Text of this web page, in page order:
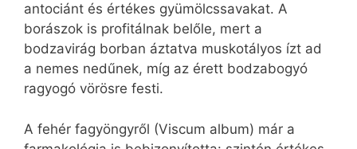
antociánt és értékes gyümölcssavakat. A
borászok is profitálnak belőle, mert a
bodzavirág borban áztatva muskotályos ízt ad
a nemes nedűnek, míg az érett bodzabogyó
ragyogó vörösre festi.
A fehér fagyöngyről (Viscum album) már a